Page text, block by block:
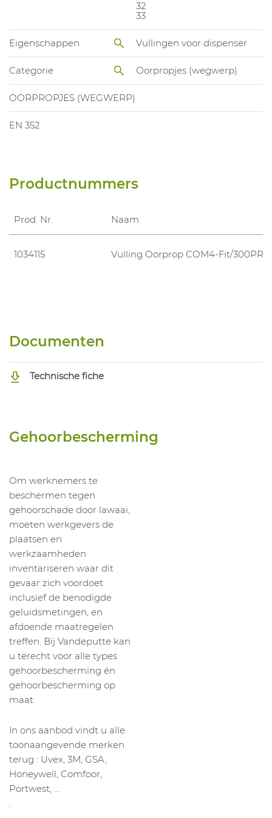
32
33
Eigenschappen Vullingen voor dispenser
Categorie Oorpropjes (wegwerp)
OORPROPJES (WEGWERP)
EN 352
Productnummers
Prod. Nr. Naam
1034115 Vulling Oorprop COM4-Fit/300PR
Documenten
Technische fiche
Gehoorbescherming
Om werknemers te
beschermen tegen
gehoorschade door lawaai,
moeten werkgevers de
plaatsen en
werkzaamheden
inventariseren waar dit
gevaar zich voordoet
inclusief de benodigde
geluidsmetingen, en
afdoende maatregelen
treffen. Bij Vandeputte kan
u terecht voor alle types
gehoorbescherming én
gehoorbescherming op
maat.
In ons aanbod vindt u alle
toonaangevende merken
terug : Uvex, 3M, GSA,
Honeywell, Comfoor,
Portwest, …
.